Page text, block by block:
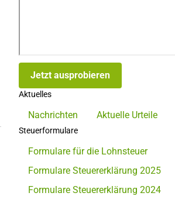
Jetzt ausprobieren
Aktuelles
Nachrichten Aktuelle Urteile
Steuerformulare
Formulare für die Lohnsteuer
Formulare Steuererklärung 2025
Formulare Steuererklärung 2024